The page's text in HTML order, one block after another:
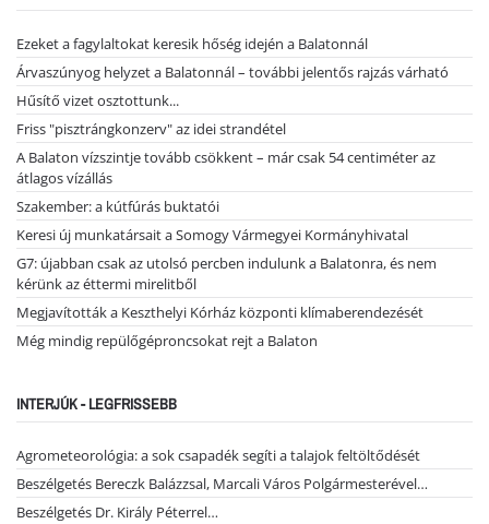
Ezeket a fagylaltokat keresik hőség idején a Balatonnál
Árvaszúnyog helyzet a Balatonnál – további jelentős rajzás várható
Hűsítő vizet osztottunk...
Friss "pisztrángkonzerv" az idei strandétel
A Balaton vízszintje tovább csökkent – már csak 54 centiméter az
átlagos vízállás
Szakember: a kútfúrás buktatói
Keresi új munkatársait a Somogy Vármegyei Kormányhivatal
G7: újabban csak az utolsó percben indulunk a Balatonra, és nem
kérünk az éttermi mirelitből
Megjavították a Keszthelyi Kórház központi klímaberendezését
Még mindig repülőgéproncsokat rejt a Balaton
INTERJÚK - LEGFRISSEBB
Agrometeorológia: a sok csapadék segíti a talajok feltöltődését
Beszélgetés Bereczk Balázzsal, Marcali Város Polgármesterével…
Beszélgetés Dr. Király Péterrel…